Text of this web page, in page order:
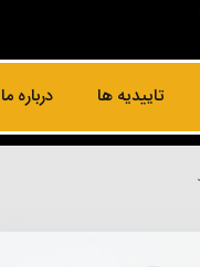
تاییدیه ها درباره ما